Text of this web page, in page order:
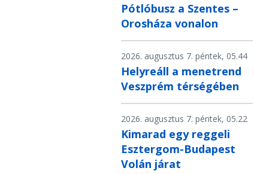
Pótlóbusz a Szentes –
Orosháza vonalon
2026. augusztus 7. péntek, 05.44
Helyreáll a menetrend
Veszprém térségében
2026. augusztus 7. péntek, 05.22
Kimarad egy reggeli
Esztergom-Budapest
Volán járat